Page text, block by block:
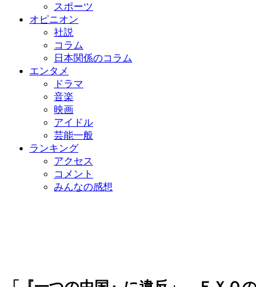
スポーツ
オピニオン
社説
コラム
日本関係のコラム
エンタメ
ドラマ
音楽
映画
アイドル
芸能一般
ランキング
アクセス
コメント
みんなの感想